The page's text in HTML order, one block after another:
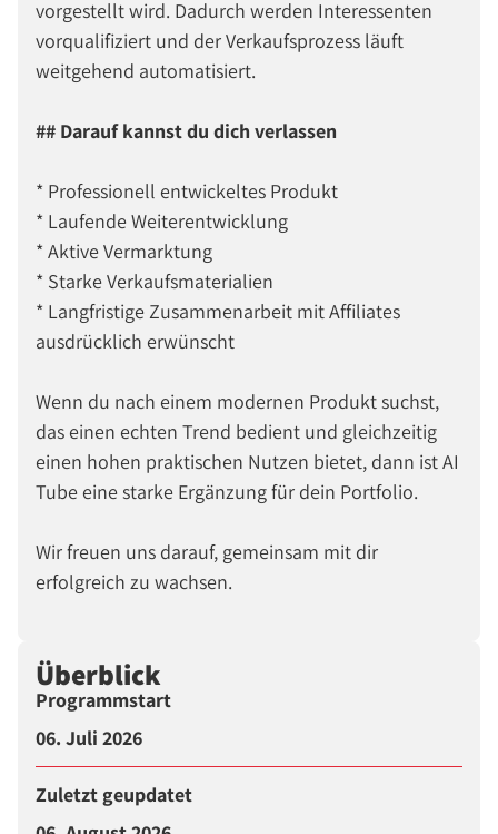
vorgestellt wird. Dadurch werden Interessenten
vorqualifiziert und der Verkaufsprozess läuft
weitgehend automatisiert.
## Darauf kannst du dich verlassen
* Professionell entwickeltes Produkt
* Laufende Weiterentwicklung
* Aktive Vermarktung
* Starke Verkaufsmaterialien
* Langfristige Zusammenarbeit mit Affiliates
ausdrücklich erwünscht
Wenn du nach einem modernen Produkt suchst,
das einen echten Trend bedient und gleichzeitig
einen hohen praktischen Nutzen bietet, dann ist AI
Tube eine starke Ergänzung für dein Portfolio.
Wir freuen uns darauf, gemeinsam mit dir
erfolgreich zu wachsen.
Überblick
Programmstart
06. Juli 2026
Zuletzt geupdatet